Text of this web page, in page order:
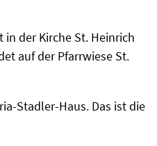
der Kirche St. Heinrich
auf der Pfarrwiese St.
Stadler-Haus. Das ist die